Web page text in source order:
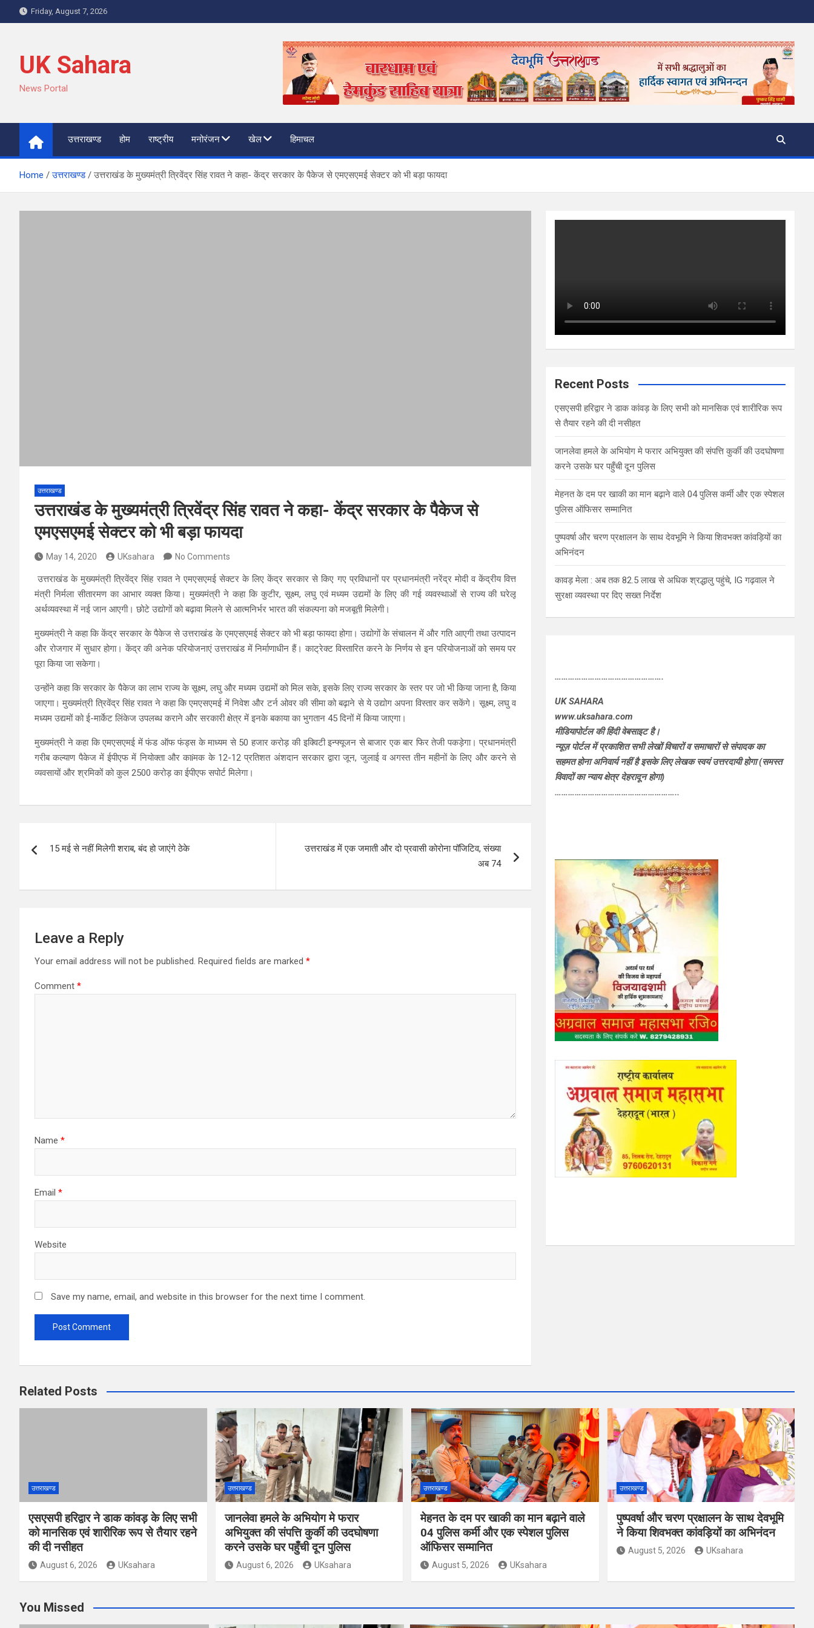
to
Friday, August 7, 2026
UK Sahara
News Portal
उत्तराखण्ड होम राष्ट्रीय मनोरंजन खेल हिमाचल
Home उत्तराखण्ड उत्तराखंड के मुख्यमंत्री त्रिवेंद्र सिंह रावत ने कहा- केंद्र सरकार के पैकेज से एमएसएमई सेक्टर को भी बड़ा फायदा
उत्तराखण्ड
उत्तराखंड के मुख्यमंत्री त्रिवेंद्र सिंह रावत ने कहा- केंद्र सरकार के पैकेज से
एमएसएमई सेक्टर को भी बड़ा फायदा
May 14, 2020 UKsahara No Comments
उत्तराखंड के मुख्यमंत्री त्रिवेंद्र सिंह रावत ने एमएसएमई सेक्टर के लिए केंद्र सरकार से किए गए प्रविधानों पर प्रधानमंत्री नरेंद्र मोदी व केंद्रीय वित्त
मंत्री निर्मला सीतारमण का आभार व्यक्त किया। मुख्यमंत्री ने कहा कि कुटीर, सूक्ष्म, लघु एवं मध्यम उद्यमों के लिए की गई व्यवस्थाओं से राज्य की घरेलू
अर्थव्यवस्था में नई जान आएगी। छोटे उद्योगों को बढ़ावा मिलने से आत्मनिर्भर भारत की संकल्पना को मजबूती मिलेगी।
मुख्यमंत्री ने कहा कि केंद्र सरकार के पैकेज से उत्तराखंड के एमएसएमई सेक्टर को भी बड़ा फायदा होगा। उद्योगों के संचालन में और गति आएगी तथा उत्पादन
और रोजगार में सुधार होगा। केंद्र की अनेक परियोजनाएं उत्तराखंड में निर्माणाधीन हैं। काट्रेक्ट विस्तारित करने के निर्णय से इन परियोजनाओं को समय पर
पूरा किया जा सकेगा।
उन्होंने कहा कि सरकार के पैकेज का लाभ राज्य के सूक्ष्म, लघु और मध्यम उद्यमों को मिल सके, इसके लिए राज्य सरकार के स्तर पर जो भी किया जाना है, किया
जाएगा। मुख्यमंत्री त्रिवेंद्र सिंह रावत ने कहा कि एमएसएमई में निवेश और टर्न ओवर की सीमा को बढ़ाने से ये उद्योग अपना विस्तार कर सकेंगे। सूक्ष्म, लघु व
मध्यम उद्यमों को ई-मार्केट लिंकेज उपलब्ध कराने और सरकारी क्षेत्र में इनके बकाया का भुगतान 45 दिनों में किया जाएगा।
मुख्यमंत्री ने कहा कि एमएसएमई में फंड ऑफ फंड्स के माध्यम से 50 हजार करोड़ की इक्विटी इन्फ्यूजन से बाजार एक बार फिर तेजी पकड़ेगा। प्रधानमंत्री
गरीब कल्याण पैकेज में ईपीएफ में नियोक्ता और काíमक के 12-12 प्रतिशत अंशदान सरकार द्वारा जून, जुलाई व अगस्त तीन महीनों के लिए और करने से
व्यवसायों और श्रमिकों को कुल 2500 करोड़ का ईपीएफ सपोर्ट मिलेगा।
navigation
15 मई से नहीं मिलेगी शराब, बंद हो जाएंगे ठेके
उत्तराखंड में एक जमाती और दो प्रवासी कोरोना पॉजिटिव, संख्या
अब 74
Leave a Reply
Your email address will not be published. Required fields are marked *
Comment *
Name *
Email *
Website
Save my name, email, and website in this browser for the next time I comment.
Recent Posts
एसएसपी हरिद्वार ने डाक कांवड़ के लिए सभी को मानसिक एवं शारीरिक रूप
से तैयार रहने की दी नसीहत
जानलेवा हमले के अभियोग मे फरार अभियुक्त की संपत्ति कुर्की की उदघोषणा
करने उसके घर पहुँची दून पुलिस
मेहनत के दम पर खाकी का मान बढ़ाने वाले 04 पुलिस कर्मी और एक स्पेशल
पुलिस ऑफिसर सम्मानित
पुष्पवर्षा और चरण प्रक्षालन के साथ देवभूमि ने किया शिवभक्त कांवड़ियों का
अभिनंदन
कावड़ मेला : अब तक 82.5 लाख से अधिक श्रद्धालु पहुंचे, IG गढ़वाल ने
सुरक्षा व्यवस्था पर दिए सख्त निर्देश
………………………………………….
UK SAHARA
www.uksahara.com
मीडियापोर्टल की हिंदी वेबसाइट है।
न्यूज़ पोर्टल में प्रकाशित सभी लेखों विचारों व समाचारों से संपादक का
सहमत होना अनिवार्य नहीं है इसके लिए लेखक स्वयं उत्तरदायी होगा (समस्त
विवादों का न्याय क्षेत्र देहरादून होगा)
………………………………………………..
Related Posts
उत्तराखण्ड
एसएसपी हरिद्वार ने डाक कांवड़ के लिए सभी
को मानसिक एवं शारीरिक रूप से तैयार रहने
की दी नसीहत
August 6, 2026 UKsahara
उत्तराखण्ड
जानलेवा हमले के अभियोग मे फरार
अभियुक्त की संपत्ति कुर्की की उदघोषणा
करने उसके घर पहुँची दून पुलिस
August 6, 2026 UKsahara
उत्तराखण्ड
मेहनत के दम पर खाकी का मान बढ़ाने वाले
04 पुलिस कर्मी और एक स्पेशल पुलिस
ऑफिसर सम्मानित
August 5, 2026 UKsahara
उत्तराखण्ड
पुष्पवर्षा और चरण प्रक्षालन के साथ देवभूमि
ने किया शिवभक्त कांवड़ियों का अभिनंदन
August 5, 2026 UKsahara
You Missed